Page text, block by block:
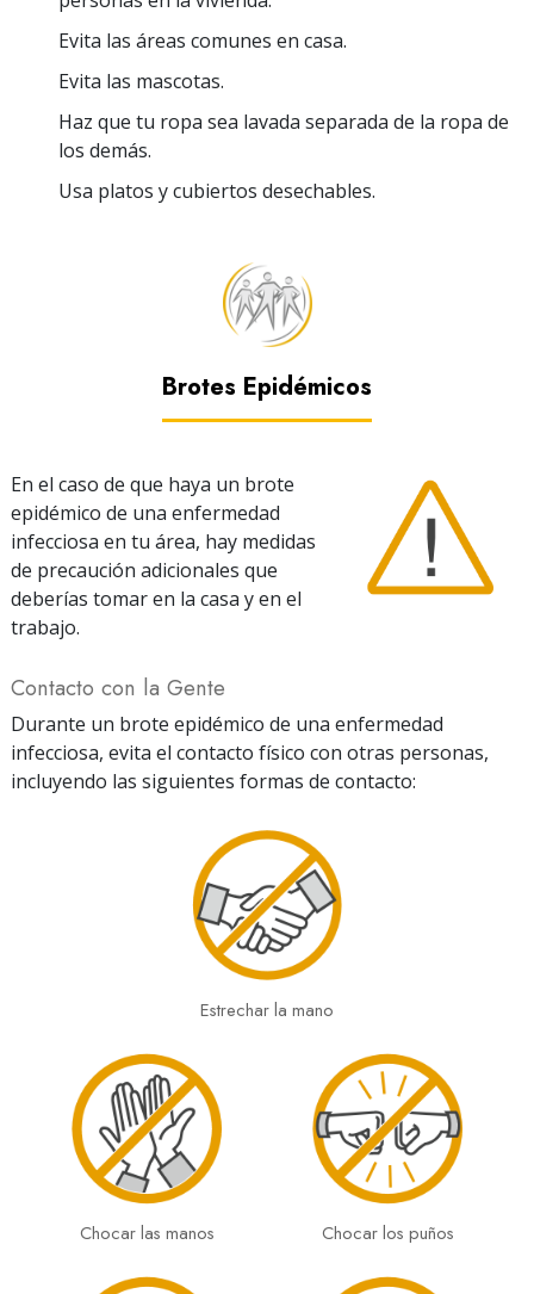
Evita las áreas comunes en casa.
Evita las mascotas.
Haz que tu ropa sea lavada separada de la ropa de
los demás.
Usa platos y cubiertos desechables.
Brotes Epidémicos
En el caso de que haya un brote
epidémico de una enfermedad
infecciosa en tu área, hay medidas
de precaución adicionales que
deberías tomar en la casa y en el
trabajo.
Contacto con la Gente
Durante un brote epidémico de una enfermedad
infecciosa, evita el contacto físico con otras personas,
incluyendo las siguientes formas de contacto:
Chocar los puños
Chocar las manos
Estrechar la mano